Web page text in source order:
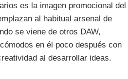
es la imagen promocional del
al habitual arsenal de
se viene de otros DAW,
en él poco después con
al desarrollar ideas.